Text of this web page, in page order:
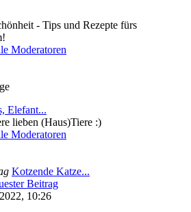
- Tips und Rezepte fürs
Moderatoren
Elefant...
lieben (Haus)Tiere :)
Moderatoren
Kotzende Katze...
Beitrag
10:26